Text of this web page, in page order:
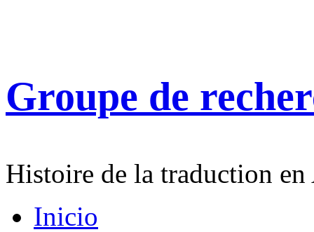
Groupe de
Histoire de la traduction
Inicio